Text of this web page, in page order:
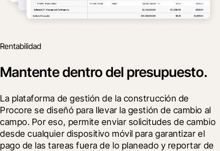
Rentabilidad
Mantente dentro del presupuesto.
La plataforma de gestión de la construcción de
Procore se diseñó para llevar la gestión de cambio al
campo. Por eso, permite enviar solicitudes de cambio
desde cualquier dispositivo móvil para garantizar el
pago de las tareas fuera de lo planeado y reportar de